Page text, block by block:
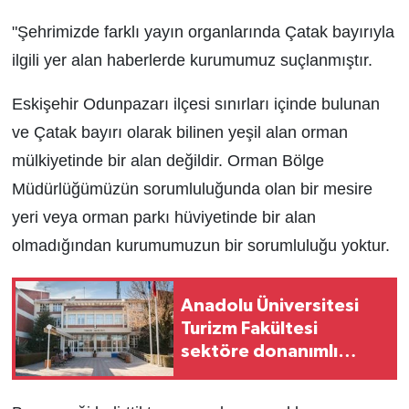
"Şehrimizde farklı yayın organlarında Çatak bayırıyla
ilgili yer alan haberlerde kurumumuz suçlanmıştır.
Eskişehir Odunpazarı ilçesi sınırları içinde bulunan
ve Çatak bayırı olarak bilinen yeşil alan orman
mülkiyetinde bir alan değildir. Orman Bölge
Müdürlüğümüzün sorumluluğunda olan bir mesire
yeri veya orman parkı hüviyetinde bir alan
olmadığından kurumumuzun bir sorumluluğu yoktur.
Anadolu Üniversitesi
Turizm Fakültesi
sektöre donanımlı